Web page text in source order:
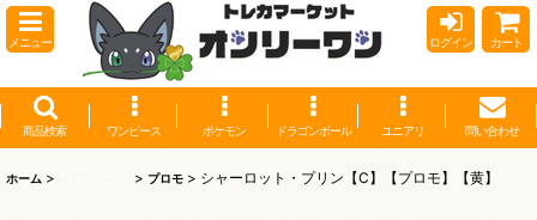
メニュー ログイン カート
商品検索 ワンピース ポケモン ドラゴンボール ユニアリ 問い合わせ
ホーム > > プロモ > シャーロット・プリン【C】【プロモ】【黄】